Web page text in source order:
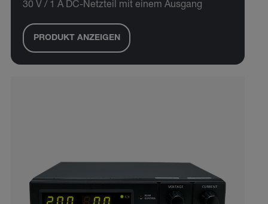
30 V / 1 A DC-Netzteil mit einem Ausgang
PRODUKT ANZEIGEN